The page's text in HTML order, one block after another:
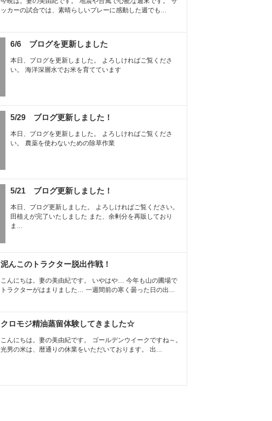
ッカーの試合では、素晴らしいプレーに感動した週でも...
6/6 ブログを更新しました
本日、ブログを更新しました。 よろしければご覧くださ
い。 海洋深層水でお米を育てています
5/29 ブログ更新しました！
本日、ブログを更新しました。 よろしければご覧くださ
い。 農薬を使わないための除草作業
5/21 ブログ更新しました！
本日、ブログ更新しました。 よろしければご覧ください。
田植えが完了いたしました また、余剰分を再販しており
ま...
泥んこのトラクター脱出作戦！
こんにちは。妻の美由紀です。 いやはや… 今年も山の圃場で
トラクターがはまりました… 一週間前の寒く曇った日の出...
クロモジ精油蒸留体験してきました☆
こんにちは。妻の美由紀です。 ゴールデンウイークですね～。
光男の米は、暦通りの休業をいただいております。 出...